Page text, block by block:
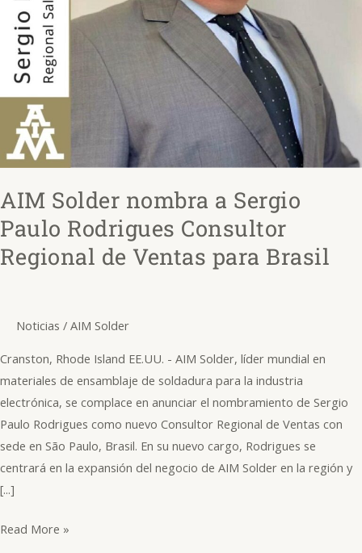
AIM Solder nombra a Sergio
Paulo Rodrigues Consultor
Regional de Ventas para Brasil
Noticias / AIM Solder
Cranston, Rhode Island EE.UU. - AIM Solder, líder mundial en
materiales de ensamblaje de soldadura para la industria
electrónica, se complace en anunciar el nombramiento de Sergio
Paulo Rodrigues como nuevo Consultor Regional de Ventas con
sede en São Paulo, Brasil. En su nuevo cargo, Rodrigues se
centrará en la expansión del negocio de AIM Solder en la región y
[...]
Ventas
para
Brasil
Read More »